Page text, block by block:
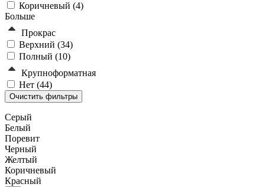
Коричневый (4)
Больше
Прокрас
Верхний (34)
Полный (10)
Крупноформатная
Нет (44)
Серый
Белый
Поревит
Черный
Желтый
Коричневый
Красный